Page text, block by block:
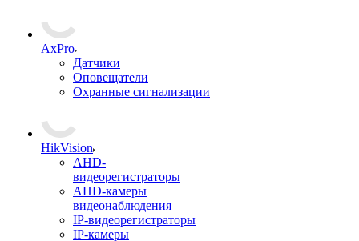
AxPro
Датчики
Оповещатели
Охранные сигнализации
HikVision
AHD-
видеорегистраторы
AHD-камеры
видеонаблюдения
IP-видеорегистраторы
IP-камеры